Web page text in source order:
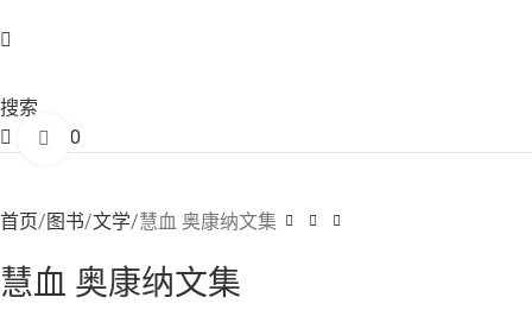
搜索
€0.00点击放大
首页 图书 文学 慧血 奥康纳文集
慧血 奥康纳文集